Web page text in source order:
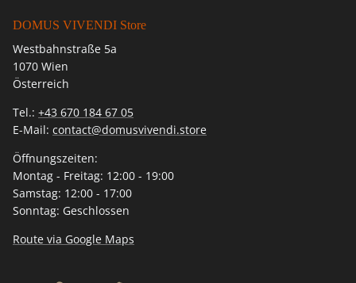
DOMUS VIVENDI Store
Westbahnstraße 5a
1070 Wien
Österreich
Tel.: +43 670 184 67 05
E-Mail: contact@domusvivendi.store
Öffnungszeiten:
Montag - Freitag: 12:00 - 19:00
Samstag: 12:00 - 17:00
Sonntag: Geschlossen
Route via Google Maps